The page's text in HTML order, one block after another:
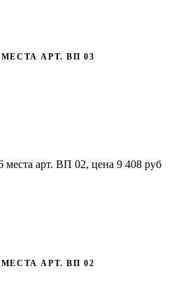
АРТ. ВП 03
АРТ. ВП 02